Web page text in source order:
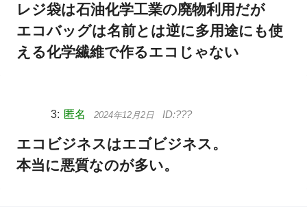
レジ袋は石油化学工業の廃物利用だが
エコバッグは名前とは逆に多用途にも使
える化学繊維で作るエコじゃない
匿名 2024年12月2日
エコビジネスはエゴビジネス。
本当に悪質なのが多い。